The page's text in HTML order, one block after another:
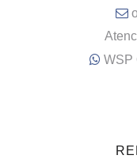
WSP